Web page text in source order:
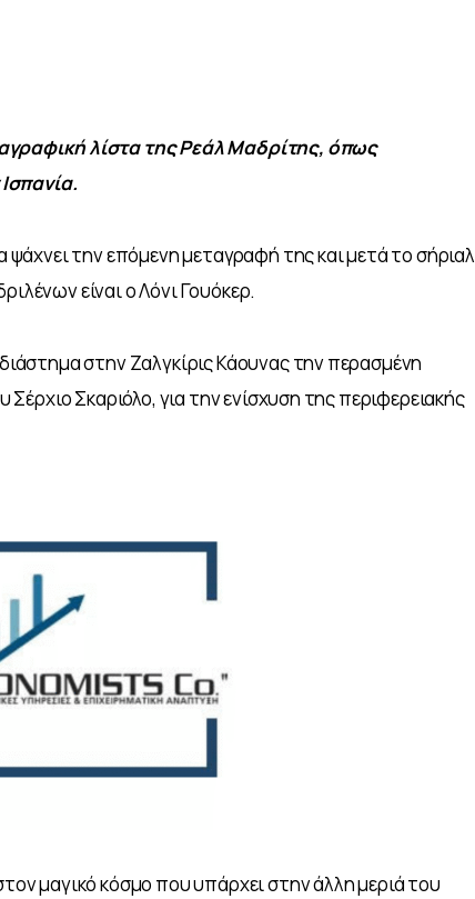
λίστα της Ρεάλ Μαδρίτης, όπως
ψάχνει την επόμενη μεταγραφή της και μετά το σήριαλ
είναι ο Λόνι Γουόκερ.
στην Ζαλγκίρις Κάουνας την περασμένη
Σέρχιο Σκαριόλο, για την ενίσχυση της περιφερειακής
μαγικό κόσμο που υπάρχει στην άλλη μεριά του